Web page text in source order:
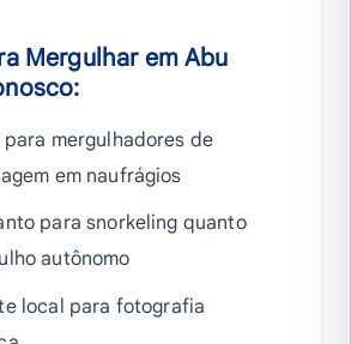
Mergulhar em Abu
para mergulhadores de
em naufrágios
para snorkeling quanto
autônomo
local para fotografia